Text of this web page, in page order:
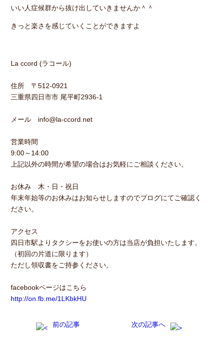
いい人症候群から抜け出していきませんか＾＾
きっと楽さを感じていくことができますよ
La ccord (ラコール)
住所 〒512-0921
三重県四日市市 尾平町2936-1
メール info@la-ccord.net
営業時間
9:00～14:00
上記以外の時間が希望の場合はお気軽にご相談ください。
お休み 木・日・祝日
年末年始等のお休みはお知らせしますのでブログにてご確認く
ださい。
アクセス
四日市駅よりタクシーをお使いの方は当店が負担いたします。
（初回の片道に限ります）
ただし領収書をご持参ください。
facebookページはこちら
http://on.fb.me/1LKbkHU
前の記事 次の記事へ